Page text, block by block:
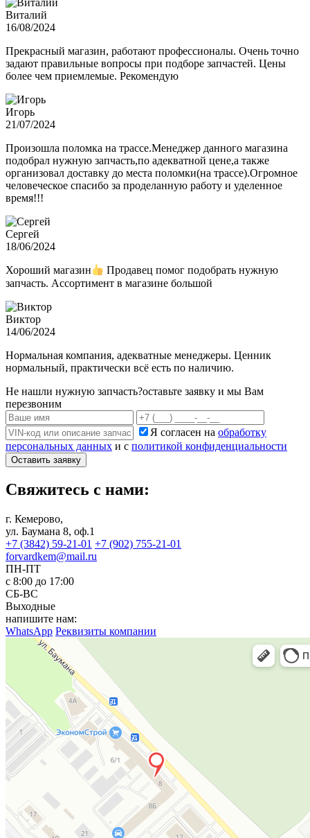
Виталий
16/08/2024
Прекрасный магазин, работают профессионалы. Очень точно
задают правильные вопросы при подборе запчастей. Цены
более чем приемлемые. Рекомендую
Игорь
21/07/2024
Произошла поломка на трассе.Менеджер данного магазина
подобрал нужную запчасть,по адекватной цене,а также
организовал доставку до места поломки(на трассе).Огромное
человеческое спасибо за проделанную работу и уделенное
время!!!
Сергей
18/06/2024
Хороший магазин
Продавец помог подобрать нужную
запчасть. Ассортимент в магазине большой
Виктор
14/06/2024
Нормальная компания, адекватные менеджеры. Ценник
нормальный, практически всё есть по наличию.
Не нашли нужную запчасть?оставьте заявку и мы Вам
перезвоним
Я согласен на обработку
персональных данных и с политикой конфиденциальности
Оставить заявку
Свяжитесь с нами:
г. Кемерово,
ул. Баумана 8, оф.1
+7 (3842) 59-21-01 +7 (902) 755-21-01
forvardkem@mail.ru
ПН-ПТ
с 8:00 до 17:00
СБ-ВС
Выходные
напишите нам:
WhatsApp Реквизиты компании